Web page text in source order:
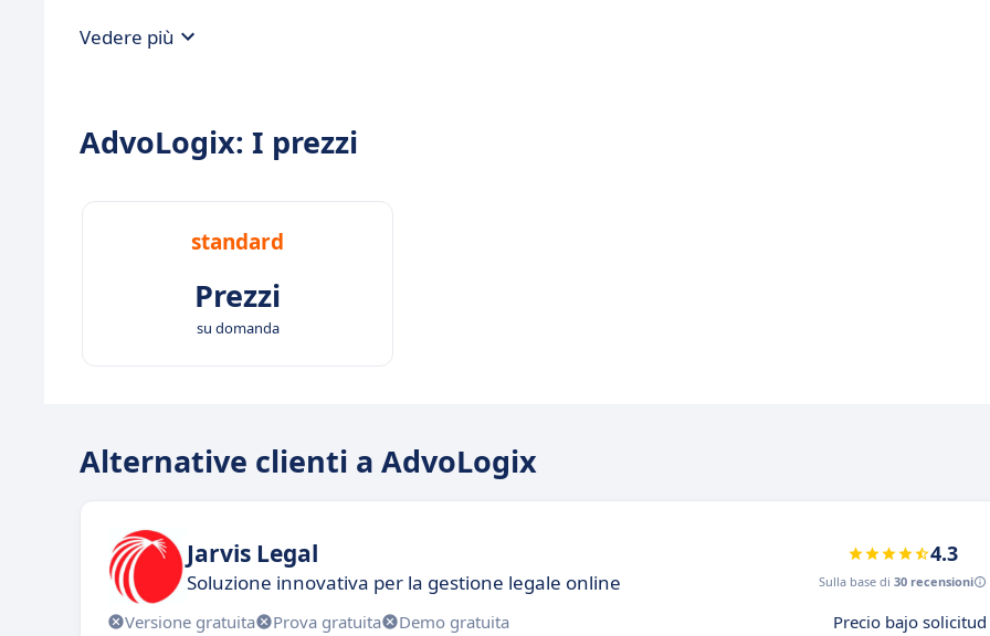
Vedere più
AdvoLogix: I prezzi
standard
Prezzi
su domanda
Alternative clienti a AdvoLogix
Jarvis Legal
Soluzione innovativa per la gestione legale online
4.3
Sulla base di 30 recensioni
Versione gratuita Prova gratuita Demo gratuita Precio bajo solicitud